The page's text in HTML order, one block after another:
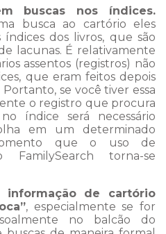
buscas nos índices.
busca ao cartório eles
dos livros, que são
lacunas. É relativamente
assentos (registros) não
que eram feitos depois
se você tiver essa
o registro que procura
índice será necessário
em um determinado
que o uso de
torna-se
informação de cartório
, especialmente se for
no balcão do